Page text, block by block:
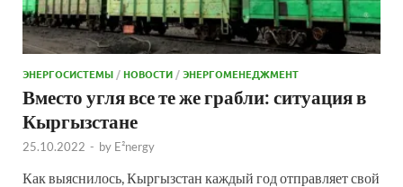
ЭНЕРГОСИСТЕМЫ /НОВОСТИ /ЭНЕРГОМЕНЕДЖМЕНТ
Вместо угля все те же грабли: ситуация в
Кыргызстане
25.10.2022 - by E²nergy
Как выяснилось, Кыргызстан каждый год отправляет свой